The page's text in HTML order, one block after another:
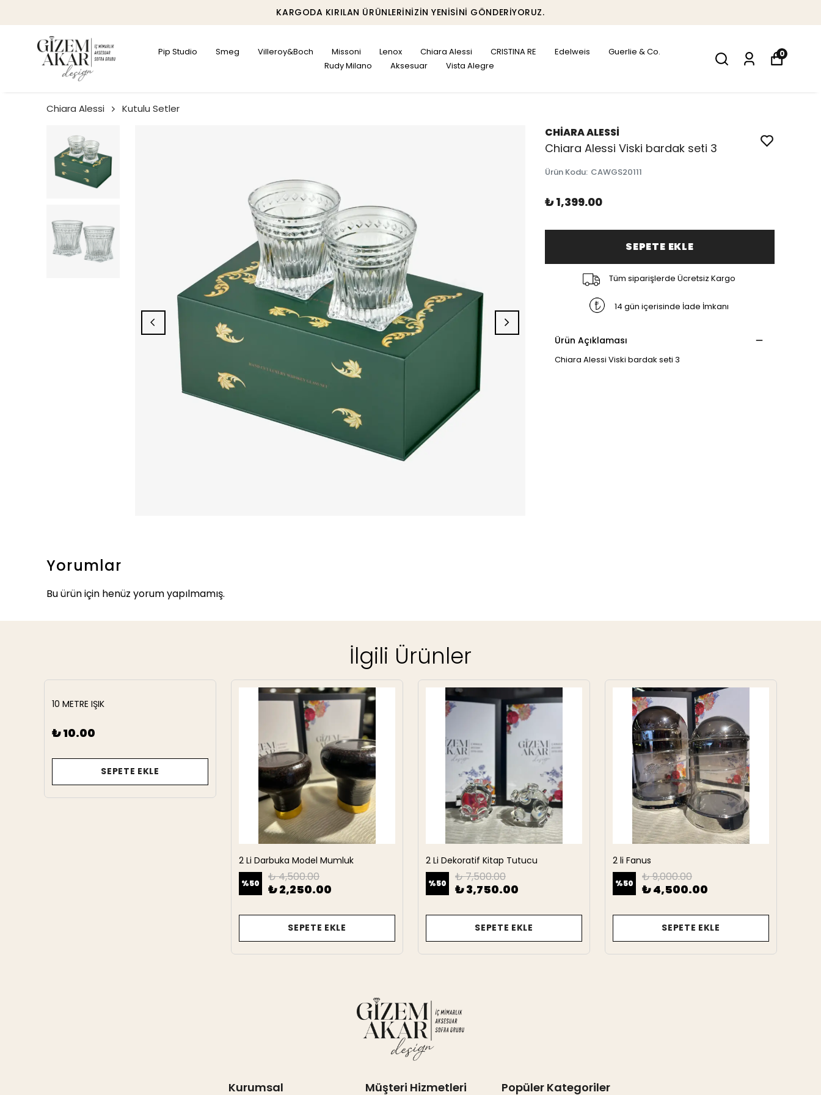
KARGODA KIRILAN ÜRÜNLERINIZIN YENISINI GÖNDERIYORUZ.
Pip Studio Smeg Villeroy&Boch Missoni Lenox Chiara Alessi CRISTINA RE Edelweis
Guerlie & Co.
Rudy Milano
Aksesuar Vista Alegre
0
Chiara Alessi Kutulu Setler
CHİARA ALESSİ
Chiara Alessi Viski bardak seti 3
Ürün Kodu: CAWGS20111
₺ 1,399.00
SEPETE EKLE
Tüm siparişlerde Ücretsiz Kargo
14 gün içerisinde İade İmkanı
Ürün Açıklaması
Chiara Alessi Viski bardak seti 3
Yorumlar
Bu ürün için henüz yorum yapılmamış.
İlgili Ürünler
10 METRE IŞIK
₺ 10.00
SEPETE EKLE
2 Li Darbuka Model Mumluk
%50 ₺ 4,500.00
₺ 2,250.00
SEPETE EKLE
2 Li Dekoratif Kitap Tutucu
%50 ₺ 7,500.00
₺ 3,750.00
SEPETE EKLE
2 li Fanus
%50 ₺ 9,000.00
₺ 4,500.00
SEPETE EKLE
Kurumsal Müşteri Hizmetleri Popüler Kategoriler